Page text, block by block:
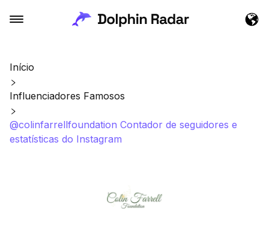
Início
Influenciadores Famosos
@colinfarrellfoundation Contador de seguidores e
estatísticas do Instagram